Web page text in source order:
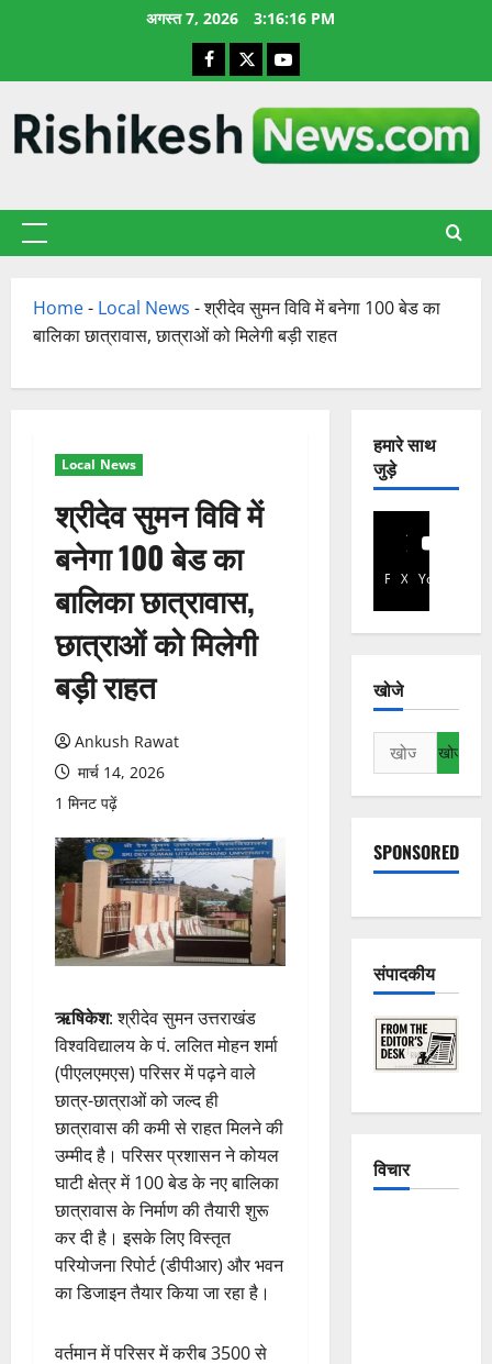
अगस्त 7, 2026 3:16:17 PM
Facebook
X YouTube
प्राथमिक
Home- Local News -श्रीदेव सुमन विवि में बनेगा 100 बेड का
बालिका छात्रावास, छात्राओं को मिलेगी बड़ी राहत
Local News
श्रीदेव सुमन विवि में
बनेगा 100 बेड का
बालिका छात्रावास,
छात्राओं को मिलेगी
बड़ी राहत
Ankush Rawat
मार्च 14, 2026
1 मिनट पढ़ें
ऋषिकेश: श्रीदेव सुमन उत्तराखंड
विश्वविद्यालय के पं. ललित मोहन शर्मा
(पीएलएमएस) परिसर में पढ़ने वाले
छात्र-छात्राओं को जल्द ही
छात्रावास की कमी से राहत मिलने की
उम्मीद है। परिसर प्रशासन ने कोयल
घाटी क्षेत्र में 100 बेड के नए बालिका
छात्रावास के निर्माण की तैयारी शुरू
कर दी है। इसके लिए विस्तृत
परियोजना रिपोर्ट (डीपीआर) और भवन
का डिजाइन तैयार किया जा रहा है।
वर्तमान में परिसर में करीब 3500 से
हमारे साथ
जुड़े
Facebook
X YouTube
खोजे
निम्न
को
खोजें:
SPONSORED
संपादकीय
विचार